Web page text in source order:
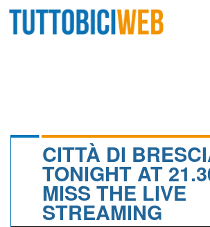
CALENDARIO
CITTÀ DI
TONIGHT AT
MISS THE LIVE
STREAMING